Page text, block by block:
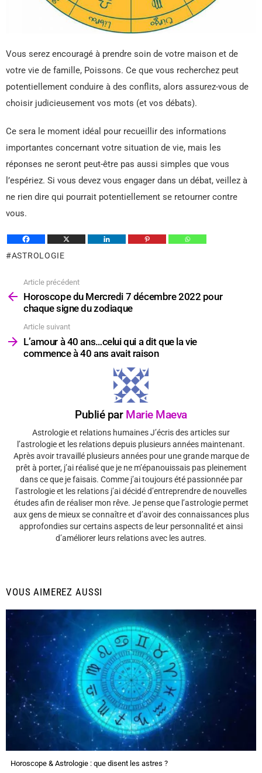
Vous serez encouragé à prendre soin de votre maison et de
votre vie de famille, Poissons. Ce que vous recherchez peut
potentiellement conduire à des conflits, alors assurez-vous de
choisir judicieusement vos mots (et vos débats).
Ce sera le moment idéal pour recueillir des informations
importantes concernant votre situation de vie, mais les
réponses ne seront peut-être pas aussi simples que vous
l’espériez. Si vous devez vous engager dans un débat, veillez à
ne rien dire qui pourrait potentiellement se retourner contre
vous.
ASTROLOGIE
plus
Article précédent
Horoscope du Mercredi 7 décembre 2022 pour
chaque signe du zodiaque
Article suivant
L’amour à 40 ans…celui qui a dit que la vie
commence à 40 ans avait raison
Publié par Marie Maeva
Astrologie et relations humaines J’écris des articles sur
l’astrologie et les relations depuis plusieurs années maintenant.
Après avoir travaillé plusieurs années pour une grande marque de
prêt à porter, j’ai réalisé que je ne m’épanouissais pas pleinement
dans ce que je faisais. Comme j’ai toujours été passionnée par
l’astrologie et les relations j’ai décidé d’entreprendre de nouvelles
études afin de réaliser mon rêve. Je pense que l’astrologie permet
aux gens de mieux se connaître et d’avoir des connaissances plus
approfondies sur certains aspects de leur personnalité et ainsi
d’améliorer leurs relations avec les autres.
VOUS AIMEREZ AUSSI
Horoscope & Astrologie : que disent les astres ?